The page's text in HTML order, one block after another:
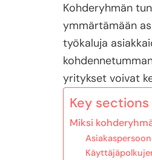
Kohderyhmän
ymmärtämään
työkaluja
yritykset voivat
Key
Miksi